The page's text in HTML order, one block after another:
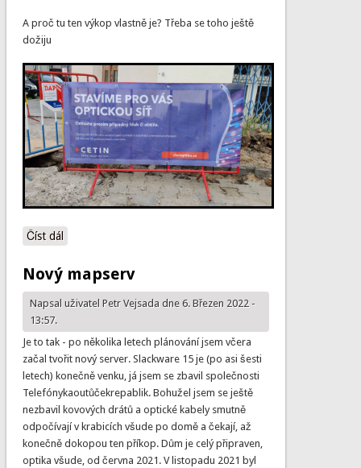
A proč tu ten výkop vlastně je? Třeba se toho ještě
dožiju
Číst dálHOME
Nový mapserv
Napsal uživatel Petr Vejsadadne 6. Březen 2022 -
13:57.
Je to tak - po několika letech plánování jsem včera
začal tvořit nový server. Slackware 15 je (po asi šesti
letech) konečně venku, já jsem se zbavil společnosti
Telefónykaoutůčekrepablik. Bohužel jsem se ještě
nezbavil kovových drátů a optické kabely smutně
odpočívají v krabicích všude po domě a čekají, až
konečně dokopou ten příkop. Dům je celý připraven,
optika všude, od června 2021. V listopadu 2021 byl